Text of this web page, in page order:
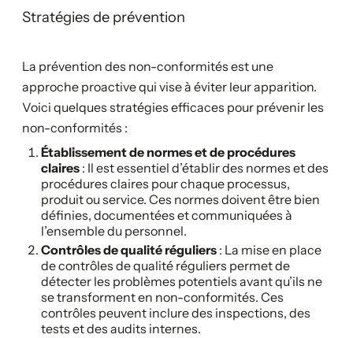
Stratégies de prévention
La prévention des non-conformités est une
approche proactive qui vise à éviter leur apparition.
Voici quelques stratégies efficaces pour prévenir les
non-conformités :
Établissement de normes et de procédures
claires : Il est essentiel d’établir des normes et des
procédures claires pour chaque processus,
produit ou service. Ces normes doivent être bien
définies, documentées et communiquées à
l’ensemble du personnel.
Contrôles de qualité réguliers : La mise en place
de contrôles de qualité réguliers permet de
détecter les problèmes potentiels avant qu’ils ne
se transforment en non-conformités. Ces
contrôles peuvent inclure des inspections, des
tests et des audits internes.